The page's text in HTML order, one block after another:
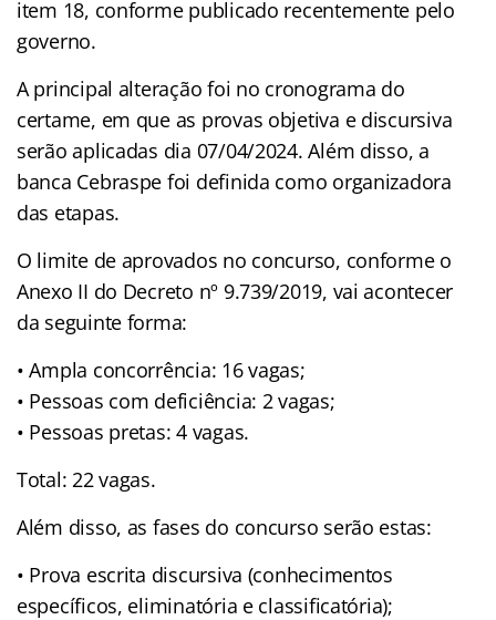
item 18, conforme publicado recentemente pelo
governo.
A principal alteração foi no cronograma do
certame, em que as provas objetiva e discursiva
serão aplicadas dia 07/04/2024. Além disso, a
banca Cebraspe foi definida como organizadora
das etapas.
O limite de aprovados no concurso, conforme o
Anexo II do Decreto nº 9.739/2019, vai acontecer
da seguinte forma:
• Ampla concorrência: 16 vagas;
• Pessoas com deficiência: 2 vagas;
• Pessoas pretas: 4 vagas.
Total: 22 vagas.
Além disso, as fases do concurso serão estas:
• Prova escrita discursiva (conhecimentos
específicos, eliminatória e classificatória);